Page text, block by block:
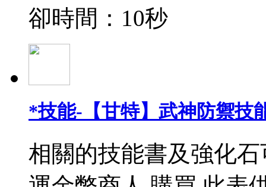
卻時間：10秒
*技能-【甘特】武神防禦技
相關的技能書及強化